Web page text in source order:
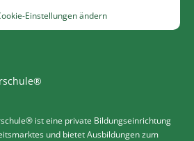
Einstellungen ändern
ist eine private Bildungseinrichtung
und bietet Ausbildungen zum